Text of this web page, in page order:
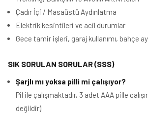
Çadır İçi / Masaüstü Aydınlatma
Elektrik kesintileri ve acil durumlar
Gece tamir işleri, garaj kullanımı, bahçe
SIK SORULAN SORULAR (SSS)
Şarjlı mı yoksa pilli mi çalışıyor?
Pil ile çalışmaktadır, 3 adet AAA pille
değildir)